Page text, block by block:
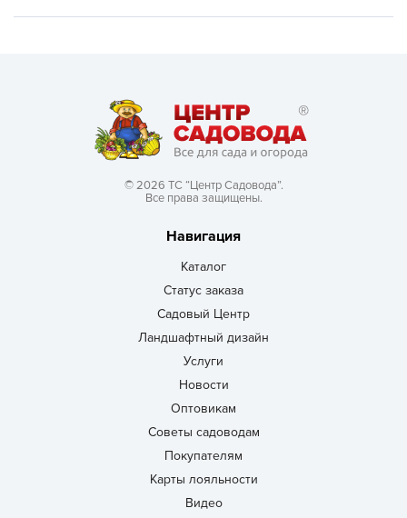
© 2026 ТС “Центр Садовода”.
Все права защищены.
Навигация
Каталог
Статус заказа
Садовый Центр
Ландшафтный дизайн
Услуги
Новости
Оптовикам
Советы садоводам
Покупателям
Карты лояльности
Видео